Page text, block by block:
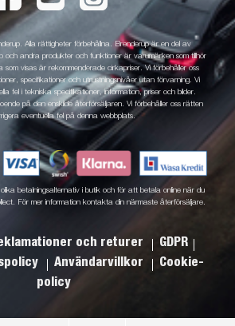
Alla rättigheter förbehållna. Brenderup är en del av
och andra produkter och funktioner är varumärken som tillhör
som visas är rekommenderade cirkapriser. Vi förbehåller oss
specifikationer och utrustningsnivåer utan förvarning. Vi
fel i tekniska specifikationer, information, priser och bilder.
på den enskilde återförsäljaren. Vi förbehåller oss rätten
eventuella fel på denna webbplats.
betalningsalternativ i butik och för att betala online när du
För mer information kontakta din närmaste återförsäljare.
och returer
GDPR
Användarvillkor
Cookie-
policy